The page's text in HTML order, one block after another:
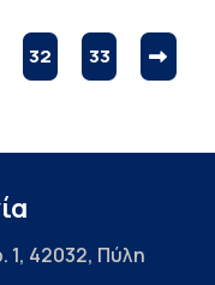
32 33
42032, Πύλη